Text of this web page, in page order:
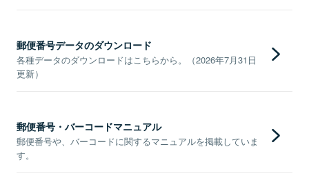
郵便番号データのダウンロード
各種データのダウンロードはこちらから。（2026年7月31日
更新）
郵便番号・バーコードマニュアル
郵便番号や、バーコードに関するマニュアルを掲載していま
す。